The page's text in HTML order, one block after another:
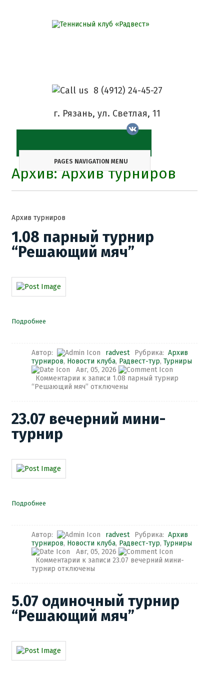
8 (4912) 24-45-27
г. Рязань, ул. Светлая, 11
PAGES NAVIGATION MENU
Архив: Архив турниров
Архив турниров
1.08 парный турнир
“Решающий мяч”
Подробнее
Автор: radvest Рубрика: Архив
турниров, Новости клуба, Радвест-тур, Турниры
Авг, 05, 2026
Комментарии к записи 1.08 парный турнир
“Решающий мяч” отключены
23.07 вечерний мини-
турнир
Подробнее
Автор: radvest Рубрика: Архив
турниров, Новости клуба, Радвест-тур, Турниры
Авг, 05, 2026
Комментарии к записи 23.07 вечерний мини-
турнир отключены
5.07 одиночный турнир
“Решающий мяч”